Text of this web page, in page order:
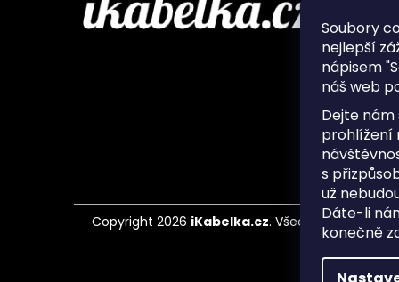
Soubory
nejlepší
nápisem
náš web
Dejte
prohlížení
s
už
Dáte-li
konečně
O nás
Často
Copyright 2026 iKabelka.cz. Všechna práva